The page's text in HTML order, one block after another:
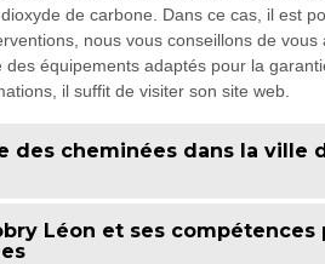
de carbone. Dans ce cas, il est
nous vous conseillons de
des équipements adaptés pour la
il suffit de visiter son site web.
des cheminées dans la ville
Léon et ses